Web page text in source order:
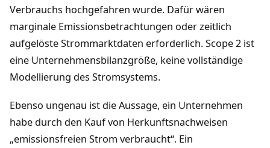
Verbrauchs hochgefahren wurde. Dafür wären
marginale Emissionsbetrachtungen oder zeitlich
aufgelöste Strommarktdaten erforderlich. Scope 2 ist
eine Unternehmensbilanzgröße, keine vollständige
Modellierung des Stromsystems.
Ebenso ungenau ist die Aussage, ein Unternehmen
habe durch den Kauf von Herkunftsnachweisen
„emissionsfreien Strom verbraucht“. Ein